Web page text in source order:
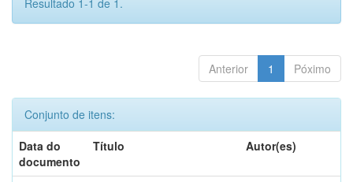
Resultado 1-1 de 1.
Anterior 1 Póximo
Conjunto de itens:
Data do
documento
Título Autor(es)